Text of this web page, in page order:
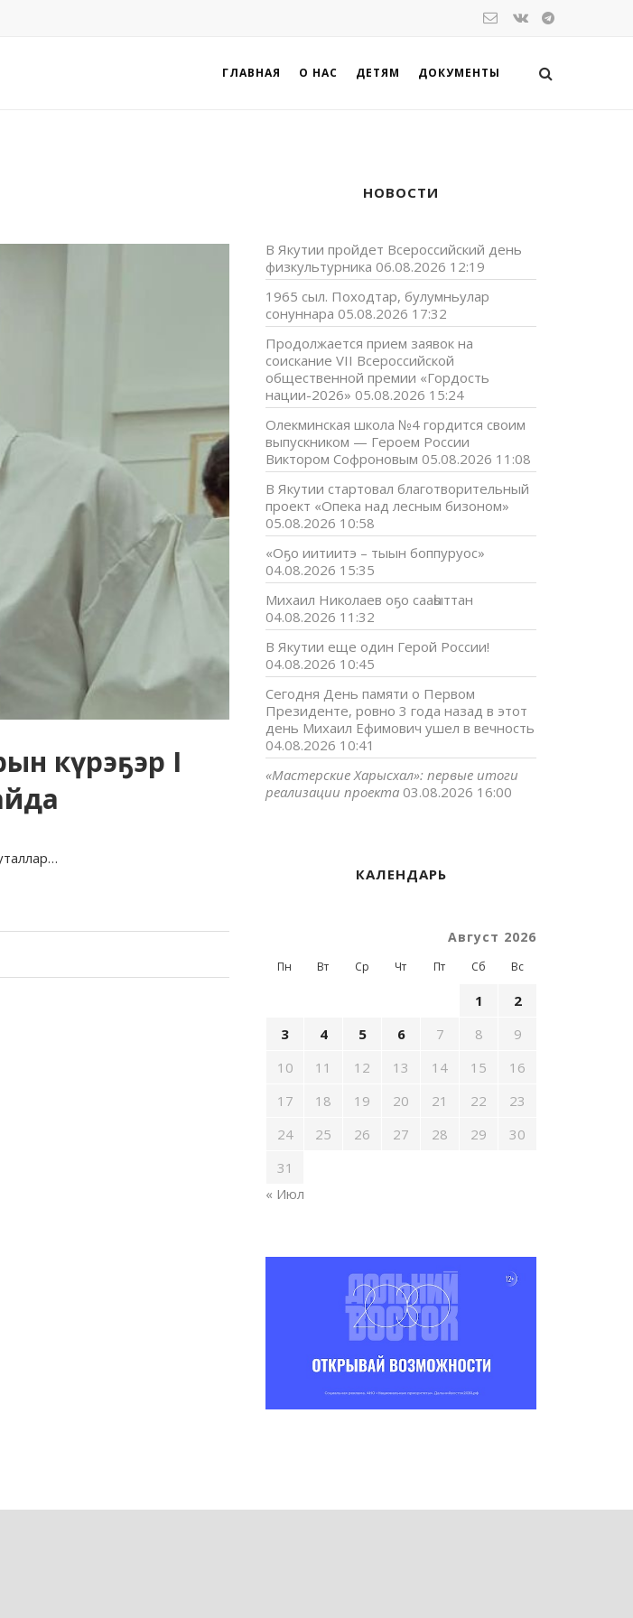
ГЛАВНАЯ О НАС ДЕТЯМ ДОКУМЕНТЫ
күрэҕэр I
НОВОСТИ
В Якутии пройдет Всероссийский день
физкультурника 06.08.2026 12:19
1965 сыл. Походтар, булумньулар
сонуннара 05.08.2026 17:32
Продолжается прием заявок на
соискание VII Всероссийской
общественной премии «Гордость
нации-2026» 05.08.2026 15:24
Олекминская школа №4 гордится своим
выпускником — Героем России
Виктором Софроновым 05.08.2026 11:08
В Якутии стартовал благотворительный
проект «Опека над лесным бизоном»
05.08.2026 10:58
«Оҕо иитиитэ – тыын боппуруос»
04.08.2026 15:35
Михаил Николаев оҕо сааһыттан
04.08.2026 11:32
В Якутии еще один Герой России!
04.08.2026 10:45
Сегодня День памяти о Первом
Президенте, ровно 3 года назад в этот
день Михаил Ефимович ушел в вечность
04.08.2026 10:41
«Мастерские Харысхал»: первые итоги
реализации проекта 03.08.2026 16:00
КАЛЕНДАРЬ
Август 2026
Пн Вт Ср Чт Пт Сб Вс
1
2
3
4 5 6 7 8
9
10
11 12 13 14 15
16
17
18 19 20 21 22
23
24
25 26 27 28 29
30
31
« Июл